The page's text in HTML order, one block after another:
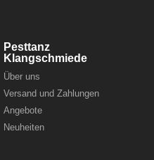
Pesttanz
Klangschmiede
Über uns
Versand und Zahlungen
Angebote
Neuheiten